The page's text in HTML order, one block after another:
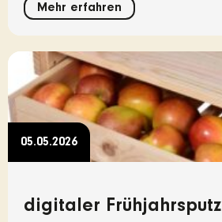
Mehr erfahren
05.05.2026
digitaler Frühjahrsputz